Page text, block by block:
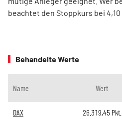
beachtet den Stoppkurs bei 4,10
Behandelte Werte
Name Wert
DAX 26.319,45Pkt.